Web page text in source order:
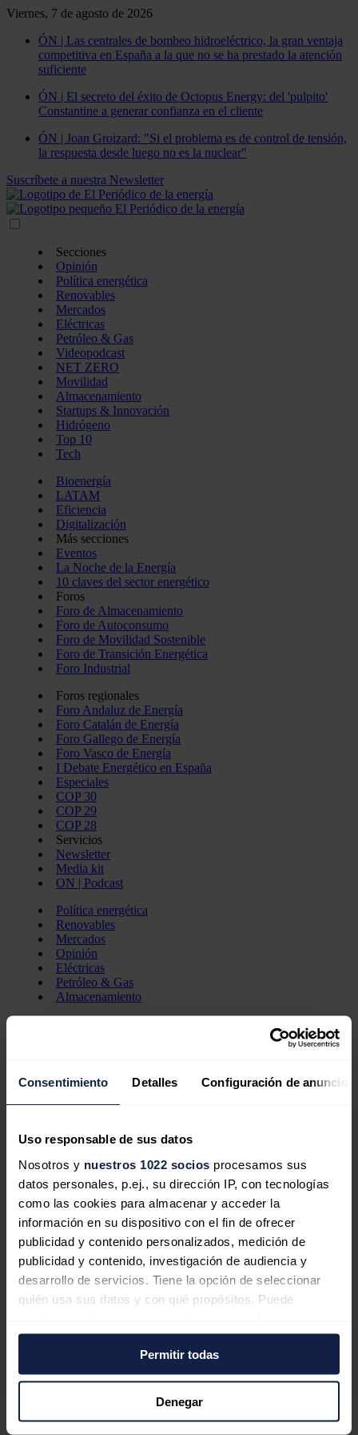
Consentimiento Detalles Configuración de anuncios
Uso responsable de sus datos
Nosotros y nuestros 1022 socios procesamos sus
datos personales, p.ej., su dirección IP, con tecnologías
como las cookies para almacenar y acceder la
información en su dispositivo con el fin de ofrecer
publicidad y contenido personalizados, medición de
publicidad y contenido, investigación de audiencia y
desarrollo de servicios. Tiene la opción de seleccionar
quién usa sus datos y con qué propósitos. Puede
momento desde la Declaración de cookies o clicando en
el Menú de consentimiento.
Si lo permite, también quisiéramos:
Recopilar información sobre su ubicación
Permitir todas
Denegar
Viernes, 7 de agosto de 2026
ÓN | Las centrales de bombeo hidroeléctrico, la gran ventaja
competitiva en España a la que no se ha prestado la atención
suficiente
ÓN | El secreto del éxito de Octopus Energy: del 'pulpito'
Constantine a generar confianza en el cliente
ÓN | Joan Groizard: "Si el problema es de control de tensión,
la respuesta desde luego no es la nuclear"
Suscríbete a nuestra Newsletter
Secciones
Opinión
Política energética
Renovables
Mercados
Eléctricas
Petróleo & Gas
Videopodcast
NET ZERO
Movilidad
Almacenamiento
Startups & Innovación
Hidrógeno
Top 10
Tech
Bioenergía
LATAM
Eficiencia
Digitalización
Más secciones
Eventos
La Noche de la Energía
10 claves del sector energético
Foros
Foro de Almacenamiento
Foro de Autoconsumo
Foro de Movilidad Sostenible
Foro de Transición Energética
Foro Industrial
Foros regionales
Foro Andaluz de Energía
Foro Catalán de Energía
Foro Gallego de Energía
Foro Vasco de Energía
I Debate Energético en España
Especiales
COP 30
COP 29
COP 28
Servicios
Newsletter
Media kit
ON | Podcast
Política energética
Renovables
Mercados
Opinión
Eléctricas
Petróleo & Gas
Almacenamiento
Pablo Echenique
3 artículos publicados
Opinión
Los concursos de capacidad de acceso a
redes, según el nuevo Real Decreto de
Acceso y Conexión
Pablo Echenique 25/01/2021
Estado de alarma y suspensión del
régimen de inversiones extranjeras en